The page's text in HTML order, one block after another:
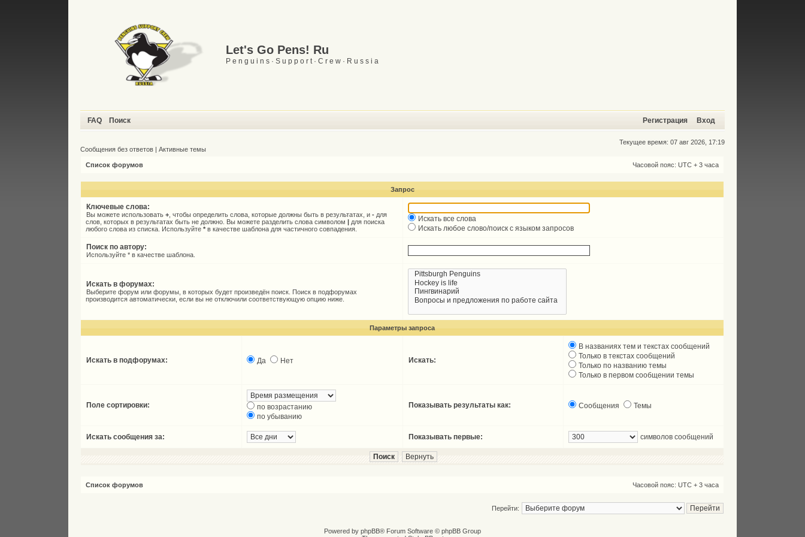
Let's Go Pens! Ru
P e n g u i n s · S u p p o r t · C r e w · R u s s i a
FAQ Поиск Регистрация Вход
Текущее время: 07 авг 2026, 17:19
Сообщения без ответов |Активные темы
Список форумов Часовой пояс: UTC + 3 часа
Запрос
Ключевые слова:
Вы можете использовать+ , чтобы определить слова, которые должны быть в результатах, и- для
слов, которых в результатах быть не должно. Вы можете разделить слова символом| для поиска
любого слова из списка. Используйте* в качестве шаблона для частичного совпадения.
Искать все слова
Искать любое слово/поиск с языком запросов
Поиск по автору:
Используйте * в качестве шаблона.
Искать в форумах:
Выберите форум или форумы, в которых будет произведён поиск. Поиск в подфорумах
производится автоматически, если вы не отключили соответствующую опцию ниже.
Параметры запроса
Искать в подфорумах: Да Нет Искать:
В названиях тем и текстах сообщений
Только в текстах сообщений
Только по названию темы
Только в первом сообщении темы
Поле сортировки:
по возрастанию
по убыванию
Показывать результаты как: Сообщения Темы
Искать сообщения за: Показывать первые: символов сообщений
Список форумов Часовой пояс: UTC + 3 часа
Перейти:
Powered by phpBB® Forum Software © phpBB Group